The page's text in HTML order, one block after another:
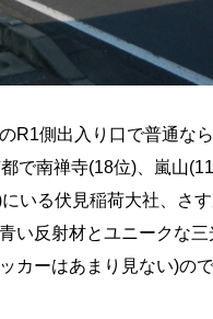
R1側出入り口で普通な
で南禅寺(18位)、嵐山
いる伏見稲荷大社、さす
い反射材とユニークな
カーはあまり見ない)の